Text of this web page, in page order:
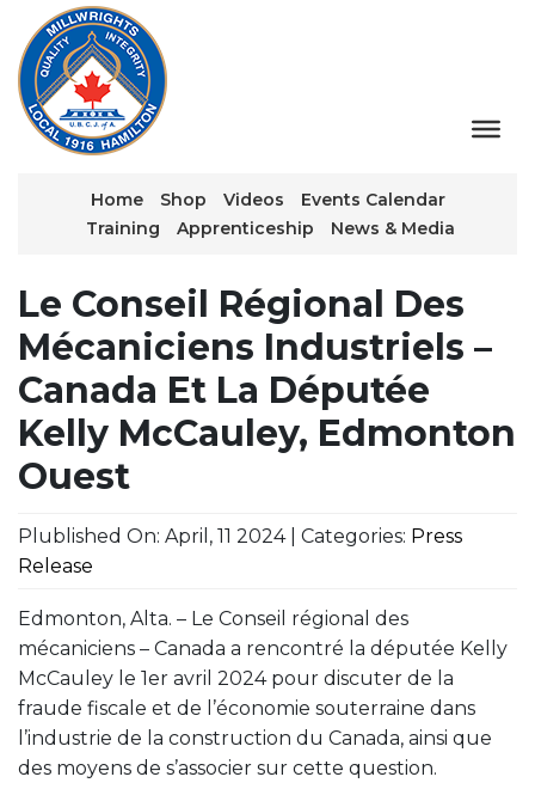
Home Shop Videos
Events Calendar
Training
Apprenticeship News & Media
Le Conseil Régional Des
Mécaniciens Industriels –
Canada Et La Députée
Kelly McCauley, Edmonton
Ouest
Plublished On: April, 11 2024 | Categories: Press
Release
Edmonton, Alta. – Le Conseil régional des
mécaniciens – Canada a rencontré la députée Kelly
McCauley le 1er avril 2024 pour discuter de la
fraude fiscale et de l’économie souterraine dans
l’industrie de la construction du Canada, ainsi que
des moyens de s’associer sur cette question.